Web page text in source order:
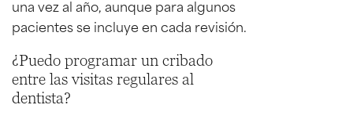
una vez al año, aunque para algunos
pacientes se incluye en cada revisión.
¿Puedo programar un cribado
entre las visitas regulares al
dentista?